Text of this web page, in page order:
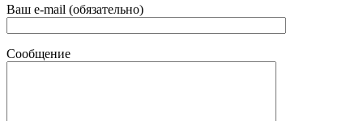
Ваш e-mail (обязательно)
Сообщение